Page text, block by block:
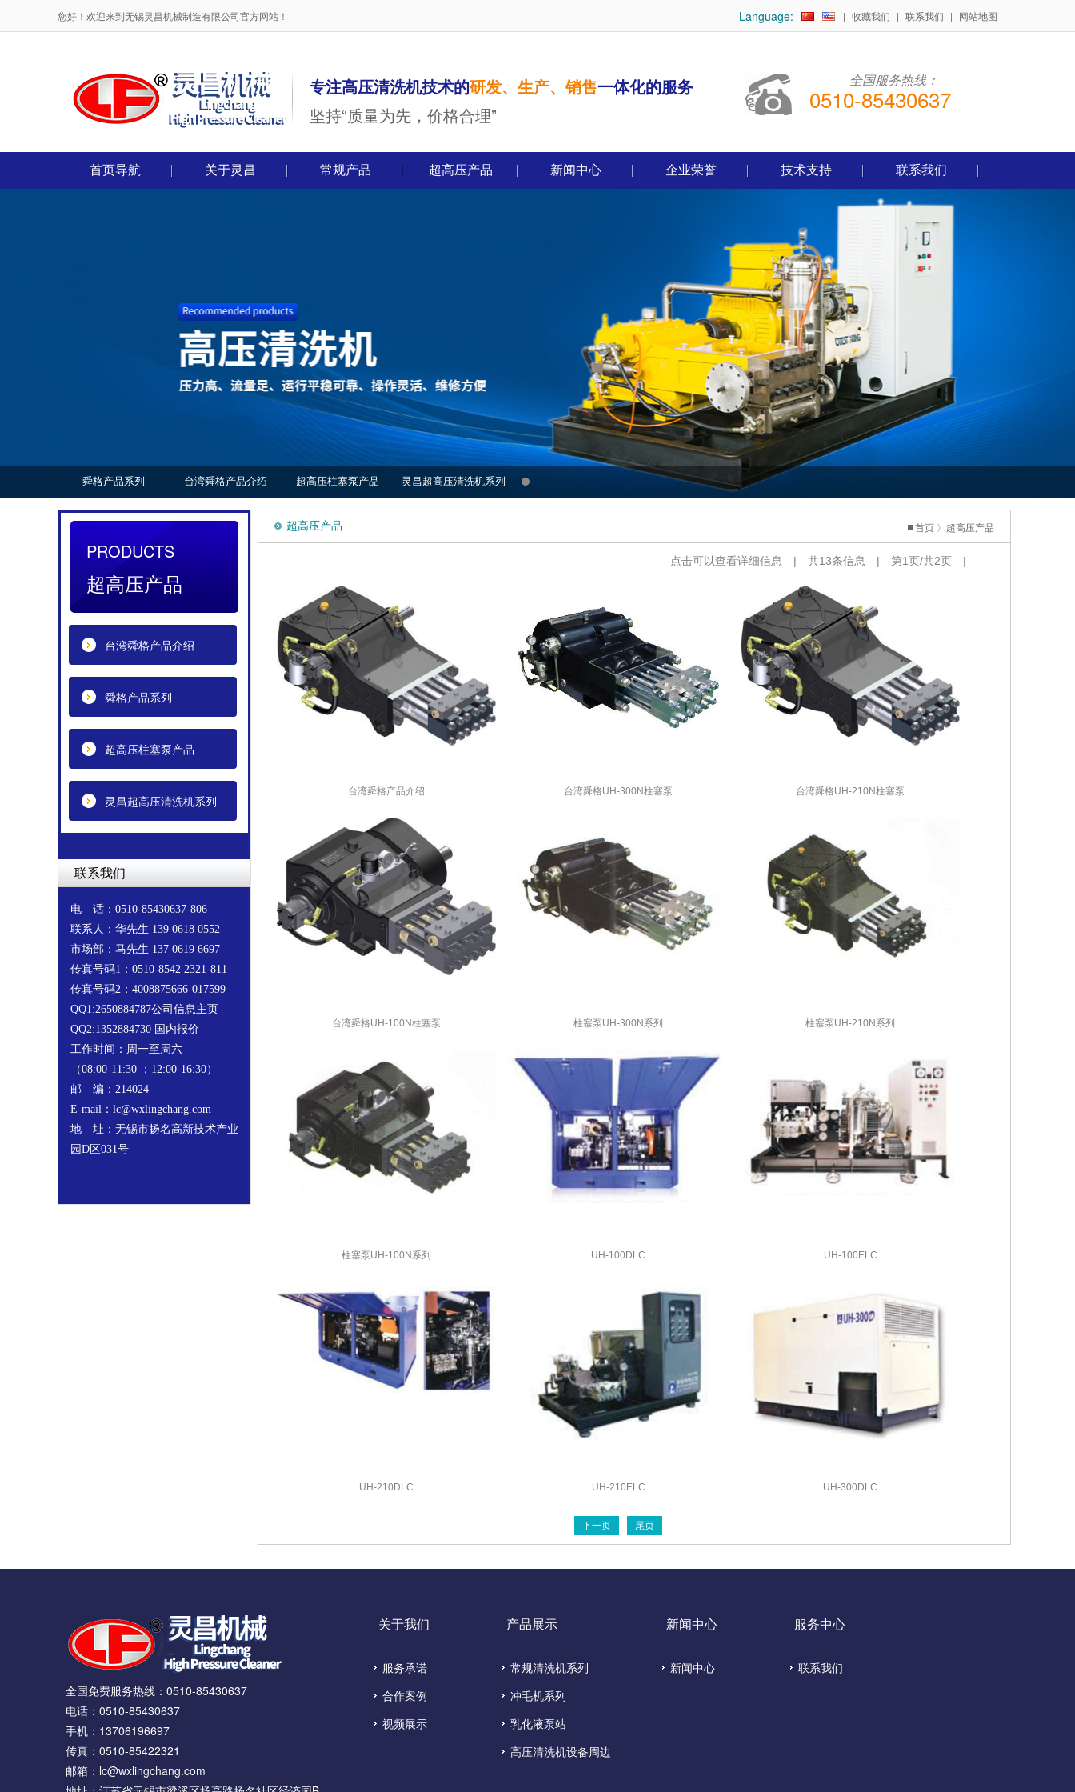
您好！欢迎来到无锡灵昌机械制造有限公司官方网站！ Language: | 收藏我们 | 联系我们 | 网站地图
专注高压清洗机技术的研发、生产、销售一体化的服务
坚持“质量为先，价格合理”
全国服务热线：
0510-85430637
首页导航 关于灵昌 常规产品 超高压产品 新闻中心 企业荣誉 技术支持 联系我们
舜格产品系列 台湾舜格产品介绍 超高压柱塞泵产品 灵昌超高压清洗机系列
PRODUCTS
超高压产品
台湾舜格产品介绍
舜格产品系列
超高压柱塞泵产品
灵昌超高压清洗机系列
联系我们
电 话：0510-85430637-806
联系人：华先生 139 0618 0552
市场部：马先生 137 0619 6697
传真号码1：0510-8542 2321-811
传真号码2：4008875666-017599
QQ1:2650884787公司信息主页
QQ2:1352884730 国内报价
工作时间：周一至周六
（08:00-11:30 ；12:00-16:30）
邮 编：214024
E-mail：lc@wxlingchang.com
地 址：无锡市扬名高新技术产业
园D区031号
超高压产品 首页 〉 超高压产品
点击可以查看详细信息 | 共13条信息 | 第1页/共2页 |
台湾舜格产品介绍 台湾舜格UH-300N柱塞泵 台湾舜格UH-210N柱塞泵
台湾舜格UH-100N柱塞泵 柱塞泵UH-300N系列 柱塞泵UH-210N系列
柱塞泵UH-100N系列 UH-100DLC UH-100ELC
UH-210DLC UH-210ELC UH-300DLC
下一页 尾页
全国免费服务热线： 0510-85430637
电话：0510-85430637
手机：13706196697
传真：0510-85422321
邮箱：lc@wxlingchang.com
关于我们
服务承诺
合作案例
视频展示
产品展示
常规清洗机系列
冲毛机系列
乳化液泵站
高压清洗机设备周边
新闻中心
新闻中心
服务中心
联系我们